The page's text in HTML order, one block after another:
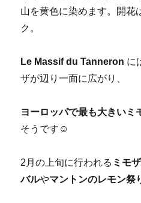
山を黄色に染めます。開花
ク。
Le Massif du Tanneron に
ザが辺り一面に広がり、
ヨーロッパで最も大きいミ
そうです☺
2月の上旬に行われる ミモ
バルやマントンのレモン祭